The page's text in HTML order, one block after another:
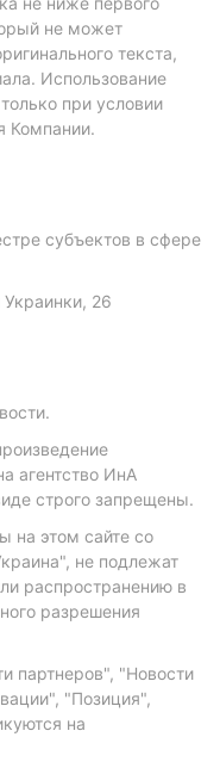
не может
текста,
Использование
при условии
Компании.
субъектов в сфере
26
агентство ИнА
строго запрещены.
на этом сайте со
не подлежат
распространению в
разрешения
партнеров", "Новости
"Позиция",
на